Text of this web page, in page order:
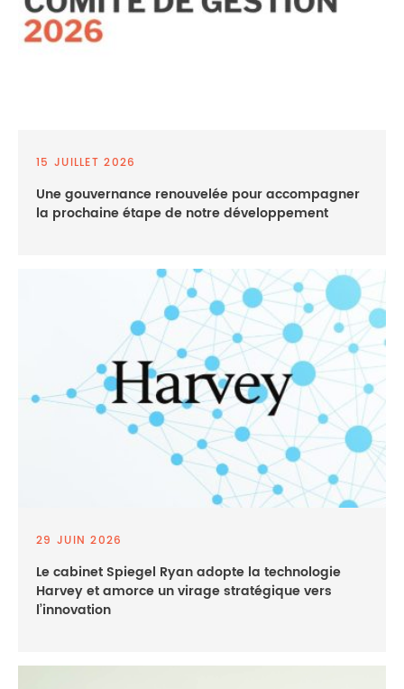
15 JUILLET 2026
Une gouvernance renouvelée pour accompagner
la prochaine étape de notre développement
29 JUIN 2026
Le cabinet Spiegel Ryan adopte la technologie
Harvey et amorce un virage stratégique vers
l’innovation